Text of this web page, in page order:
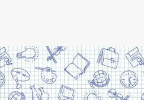
Харків, вулиця Сумська, 13
Телефон: (050) 305-05-41